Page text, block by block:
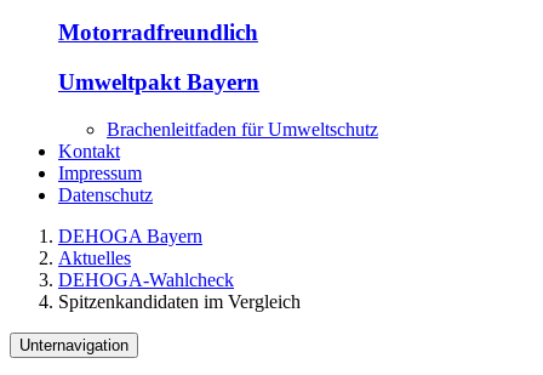
Motorradfreundlich
Umweltpakt Bayern
Brachenleitfaden für Umweltschutz
Kontakt
Impressum
Datenschutz
DEHOGA Bayern
Aktuelles
DEHOGA-Wahlcheck
Spitzenkandidaten im Vergleich
Unternavigation